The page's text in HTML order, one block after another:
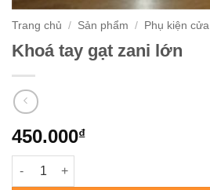
Trang chủ / Sản phẩm / Phụ kiện cửa
Khoá tay gạt zani lớn
450.000₫
Khoá tay gạt zani lớn số lượng